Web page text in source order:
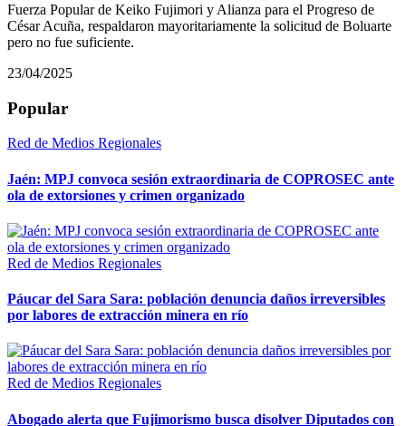
Fuerza Popular de Keiko Fujimori y Alianza para el Progreso de
César Acuña, respaldaron mayoritariamente la solicitud de Boluarte
pero no fue suficiente.
23/04/2025
Popular
Red de Medios Regionales
Jaén: MPJ convoca sesión extraordinaria de COPROSEC ante
ola de extorsiones y crimen organizado
Red de Medios Regionales
Páucar del Sara Sara: población denuncia daños irreversibles
por labores de extracción minera en río
Red de Medios Regionales
Abogado alerta que Fujimorismo busca disolver Diputados con